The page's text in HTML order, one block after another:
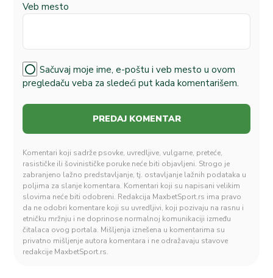
Veb mesto
Sačuvaj moje ime, e-poštu i veb mesto u ovom
pregledaču veba za sledeći put kada komentarišem.
Komentari koji sadrže psovke, uvredljive, vulgarne, preteće,
rasističke ili šovinističke poruke neće biti objavljeni. Strogo je
zabranjeno lažno predstavljanje, tj. ostavljanje lažnih podataka u
poljima za slanje komentara. Komentari koji su napisani velikim
slovima neće biti odobreni. Redakcija MaxbetSport.rs ima pravo
da ne odobri komentare koji su uvredljivi, koji pozivaju na rasnu i
etničku mržnju i ne doprinose normalnoj komunikaciji između
čitalaca ovog portala. Mišljenja iznešena u komentarima su
privatno mišljenje autora komentara i ne odražavaju stavove
redakcije MaxbetSport.rs.